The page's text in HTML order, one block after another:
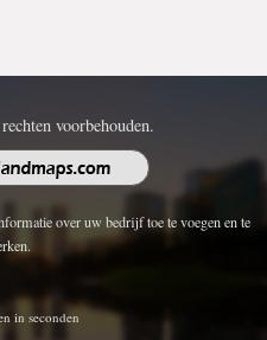
voorbehouden.
over uw bedrijf toe te voegen en te
in seconden